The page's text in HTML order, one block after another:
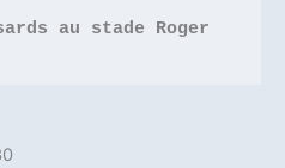
au stade Roger